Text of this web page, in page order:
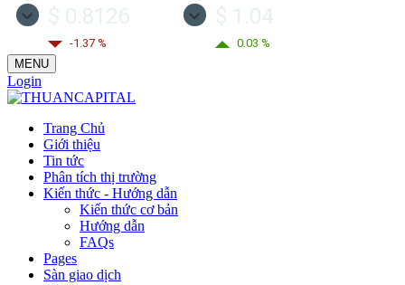
-1.37 %
0.03 %
MENU
Login
Trang Chủ
Giới thiệu
Tin tức
Phân tích thị trường
Kiến thức - Hướng dẫn
Kiến thức cơ bản
Hướng dẫn
FAQs
Pages
Sàn giao dịch